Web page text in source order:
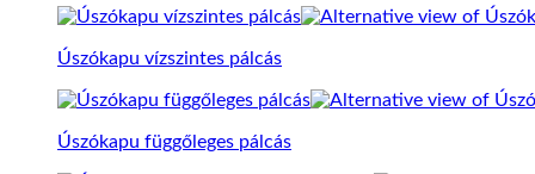
Úszókapu vízszintes pálcás
Úszókapu függőleges pálcás